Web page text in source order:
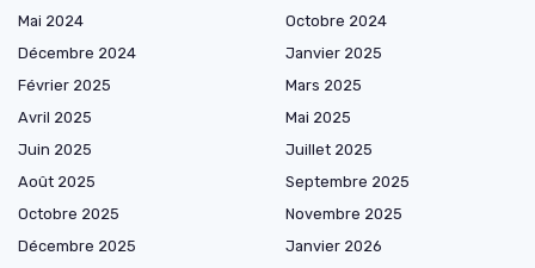
Mai 2024
Octobre 2024
Décembre 2024
Janvier 2025
Février 2025
Mars 2025
Avril 2025
Mai 2025
Juin 2025
Juillet 2025
Août 2025
Septembre 2025
Octobre 2025
Novembre 2025
Décembre 2025
Janvier 2026